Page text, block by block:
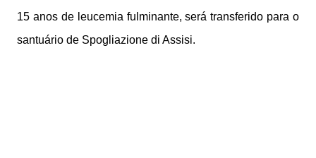
15 anos de leucemia fulminante, será transferido para o
santuário de Spogliazione di Assisi.